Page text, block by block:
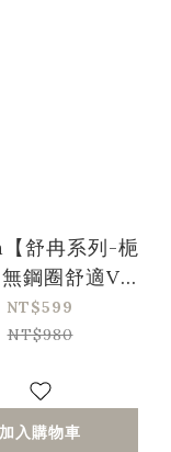
舒冉系列-梔
鋼圈舒適V褶
角杯集中內衣-
棕紅
NT$599
NT$980
加入購物車